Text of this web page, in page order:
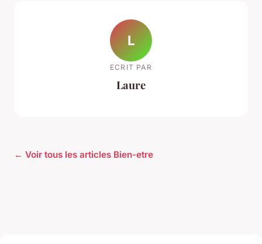
L
ECRIT PAR
Laure
← Voir tous les articles Bien-etre